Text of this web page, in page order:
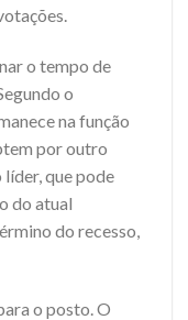
o tempo de
o
na função
por outro
líder, que pode
do atual
do recesso,
o posto. O